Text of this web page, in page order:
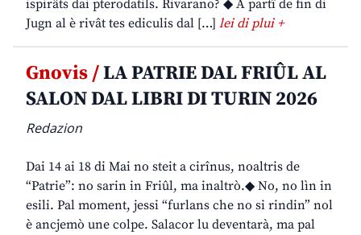
ispirâts dai pterodatils. Rivarano? ◆ A partî de fin di
Jugn al è rivât tes ediculis dal […] lei di plui +
Gnovis /LA PATRIE DAL FRIÛL AL
SALON DAL LIBRI DI TURIN 2026
Redazion
Dai 14 ai 18 di Mai no steit a cirînus, noaltris de
“Patrie”: no sarin in Friûl, ma inaltrò.◆ No, no lìn in
esili. Pal moment, jessi “furlans che no si rindin” nol
è ancjemò une colpe. Salacor lu deventarà, ma pal